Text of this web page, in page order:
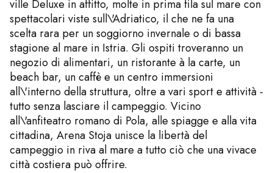
ville Deluxe in affitto, molte in prima fila sul mare con
spettacolari viste sull\'Adriatico, il che ne fa una
scelta rara per un soggiorno invernale o di bassa
stagione al mare in Istria. Gli ospiti troveranno un
negozio di alimentari, un ristorante à la carte, un
beach bar, un caffè e un centro immersioni
all\'interno della struttura, oltre a vari sport e attività -
tutto senza lasciare il campeggio. Vicino
all\'anfiteatro romano di Pola, alle spiagge e alla vita
cittadina, Arena Stoja unisce la libertà del
campeggio in riva al mare a tutto ciò che una vivace
città costiera può offrire.